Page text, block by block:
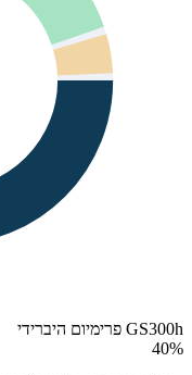
GS300h פרימיום היברידי
40%